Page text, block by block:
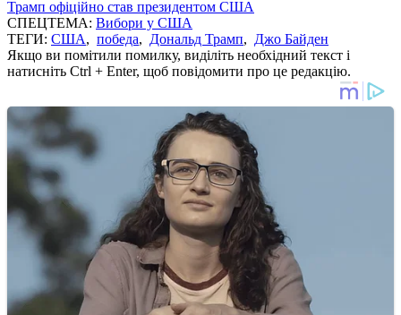
Трамп офіційно став президентом США
СПЕЦТЕМА: Вибори у США
ТЕГИ: США, победа, Дональд Трамп, Джо Байден
Якщо ви помітили помилку, виділіть необхідний текст і
натисніть Ctrl + Enter, щоб повідомити про це редакцію.